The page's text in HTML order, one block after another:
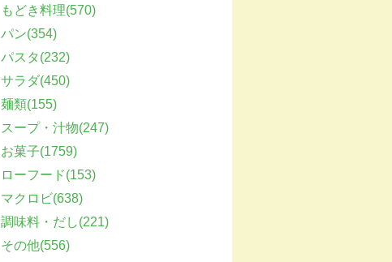
もどき料理(570)
パン(354)
パスタ(232)
サラダ(450)
麺類(155)
スープ・汁物(247)
お菓子(1759)
ローフード(153)
マクロビ(638)
調味料・だし(221)
その他(556)